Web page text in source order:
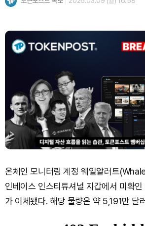
온체인 모니터링 계정 웨일알러트
인베이스 인스티튜셔널 지갑에서 미확
가 이체됐다. 해당 물량은 약 5,191만 달